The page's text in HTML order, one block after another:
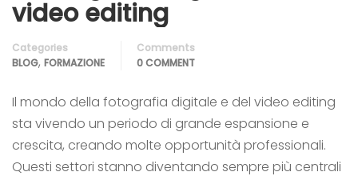
video editing
Categories
BLOG, FORMAZIONE
Comments
0 COMMENT
Il mondo della fotografia digitale e del video editing
sta vivendo un periodo di grande espansione e
crescita, creando molte opportunità professionali.
Questi settori stanno diventando sempre più centrali